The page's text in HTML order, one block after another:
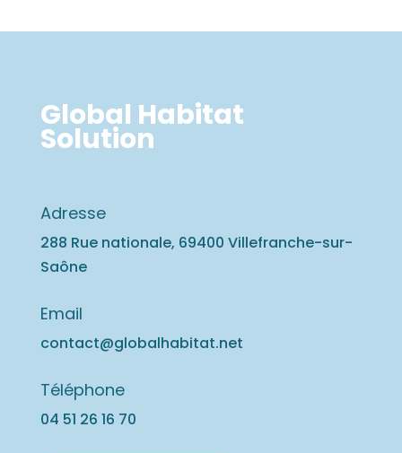
Global Habitat
Solution
Adresse
288 Rue nationale, 69400 Villefranche-sur-
Saône
Email
contact@globalhabitat.net
Téléphone
04 51 26 16 70